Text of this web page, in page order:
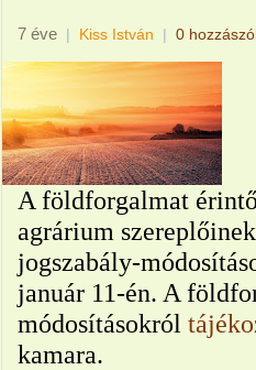
7 éve | Kiss István | 0
A földforgalmat
agrárium
jogszabály-
január 11-én. A
módosításokról
kamara.